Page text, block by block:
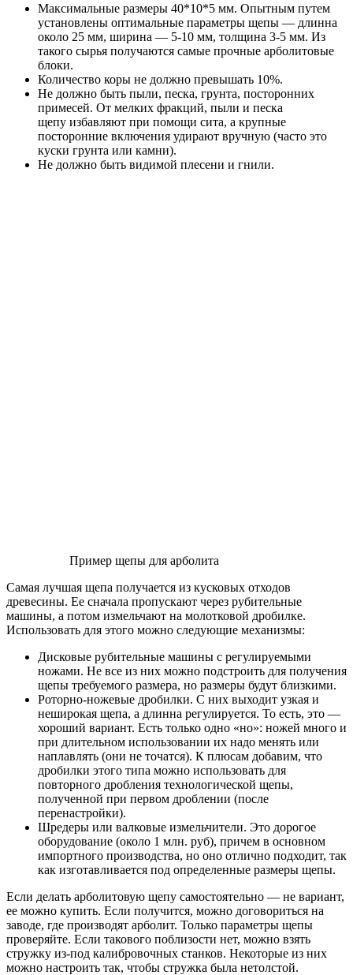
Максимальные размеры 40*10*5 мм. Опытным путем
установлены оптимальные параметры щепы — длинна
около 25 мм, ширина — 5-10 мм, толщина 3-5 мм. Из
такого сырья получаются самые прочные арболитовые
блоки.
Количество коры не должно превышать 10%.
Не должно быть пыли, песка, грунта, посторонних
примесей. От мелких фракций, пыли и песка
щепу избавляют при помощи сита, а крупные
посторонние включения удирают вручную (часто это
куски грунта или камни).
Не должно быть видимой плесени и гнили.
Пример щепы для арболита
Самая лучшая щепа получается из кусковых отходов
древесины. Ее сначала пропускают через рубительные
машины, а потом измельчают на молотковой дробилке.
Использовать для этого можно следующие механизмы:
Дисковые рубительные машины с регулируемыми
ножами. Не все из них можно подстроить для получения
щепы требуемого размера, но размеры будут близкими.
Роторно-ножевые дробилки. С них выходит узкая и
неширокая щепа, а длинна регулируется. То есть, это —
хороший вариант. Есть только одно «но»: ножей много и
при длительном использовании их надо менять или
наплавлять (они не точатся). К плюсам добавим, что
дробилки этого типа можно использовать для
повторного дробления технологической щепы,
полученной при первом дроблении (после
перенастройки).
Шредеры или валковые измельчители. Это дорогое
оборудование (около 1 млн. руб), причем в основном
импортного производства, но оно отлично подходит, так
как изготавливается под определенные размеры щепы.
Если делать арболитовую щепу самостоятельно — не вариант,
ее можно купить. Если получится, можно договориться на
заводе, где производят арболит. Только параметры щепы
проверяйте. Если такового поблизости нет, можно взять
стружку из-под калибровочных станков. Некоторые из них
можно настроить так, чтобы стружка была нетолстой.